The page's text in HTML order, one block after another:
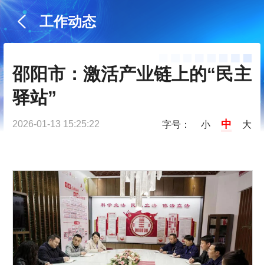
工作动态
邵阳市：激活产业链上的“民主
驿站”
2026-01-13 15:25:22 字号： 小 中 大